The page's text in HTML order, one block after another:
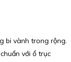
bi vành trong rộng.
với ổ trục